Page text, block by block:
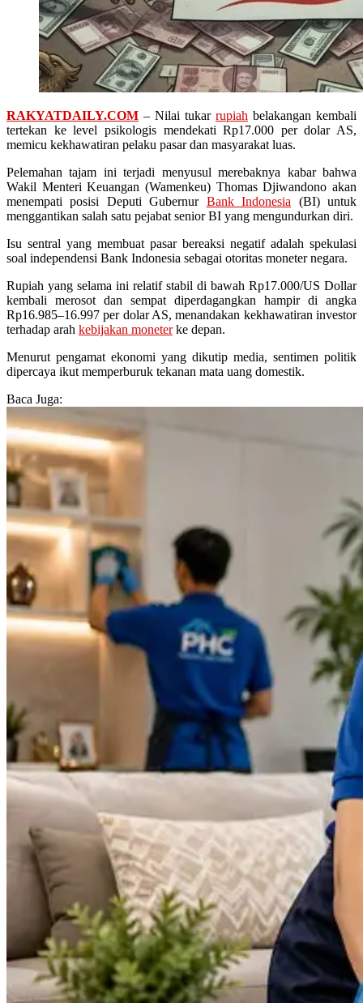
RAKYATDAILY.COM – Nilai tukar rupiah belakangan kembali
tertekan ke level psikologis mendekati Rp17.000 per dolar AS,
memicu kekhawatiran pelaku pasar dan masyarakat luas.
Pelemahan tajam ini terjadi menyusul merebaknya kabar bahwa
Wakil Menteri Keuangan (Wamenkeu) Thomas Djiwandono akan
menempati posisi Deputi Gubernur Bank Indonesia (BI) untuk
menggantikan salah satu pejabat senior BI yang mengundurkan diri.
Isu sentral yang membuat pasar bereaksi negatif adalah spekulasi
soal independensi Bank Indonesia sebagai otoritas moneter negara.
Rupiah yang selama ini relatif stabil di bawah Rp17.000/US Dollar
kembali merosot dan sempat diperdagangkan hampir di angka
Rp16.985–16.997 per dolar AS, menandakan kekhawatiran investor
terhadap arah kebijakan moneterke depan.
Menurut pengamat ekonomi yang dikutip media, sentimen politik
dipercaya ikut memperburuk tekanan mata uang domestik.
Baca Juga: